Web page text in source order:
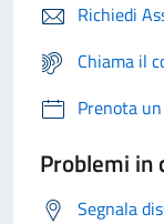
Richiedi
Chiama il
Prenota
Problemi in
Segnala